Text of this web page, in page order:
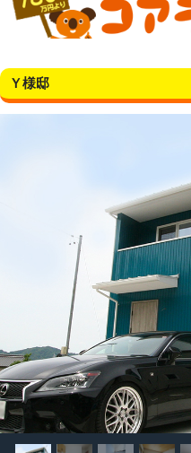
Ｙ様邸